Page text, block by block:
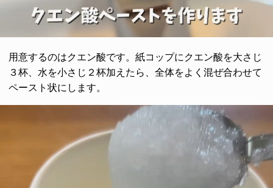
用意するのはクエン酸です。紙コップにクエン酸を大さじ
３杯、水を小さじ２杯加えたら、全体をよく混ぜ合わせて
ペースト状にします。